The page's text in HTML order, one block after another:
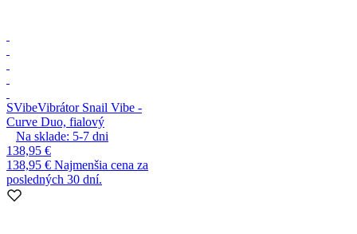
SVibeVibrátor Snail Vibe -
Curve Duo, fialový
Na sklade: 5-7 dni
138,95 €
138,95 € Najmenšia cena za
posledných 30 dní.